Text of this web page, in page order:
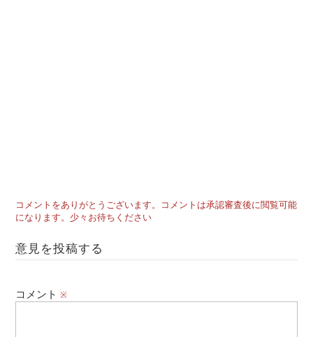
コメントをありがとうございます。コメントは承認審査後に閲覧可能
になります。少々お待ちください
意見を投稿する
コメント※